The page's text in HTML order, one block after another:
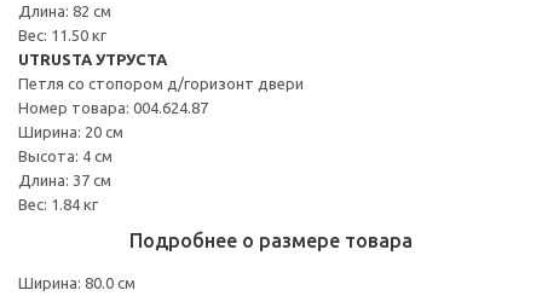
Длина: 82 см
Вес: 11.50 кг
UTRUSTA УТРУСТА
Петля со стопором д/горизонт двери
Номер товара: 004.624.87
Ширина: 20 см
Высота: 4 см
Длина: 37 см
Вес: 1.84 кг
Подробнее о размере товара
Ширина: 80.0 см